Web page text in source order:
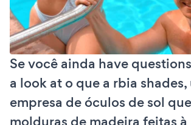
Se você ainda have
a look at o que a rbia shades,
empresa de óculos de sol